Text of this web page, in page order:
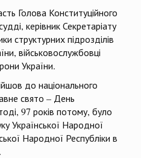
Голова Конституційного
керівник Секретаріату
структурних підрозділів
військовослужбовці
України.
до національного
свято – День
97 років потому, було
Української Народної
Народної Республіки в